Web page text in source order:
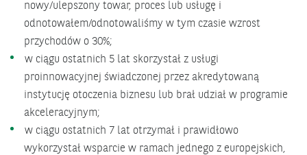
nowy/ulepszony towar, proces lub usługę i
odnotowałem/odnotowaliśmy w tym czasie wzrost
przychodów o 30%;
w ciągu ostatnich 5 lat skorzystał z usługi
proinnowacyjnej świadczonej przez akredytowaną
instytucję otoczenia biznesu lub brał udział w programie
akceleracyjnym;
w ciągu ostatnich 7 lat otrzymał i prawidłowo
wykorzystał wsparcie w ramach jednego z europejskich,